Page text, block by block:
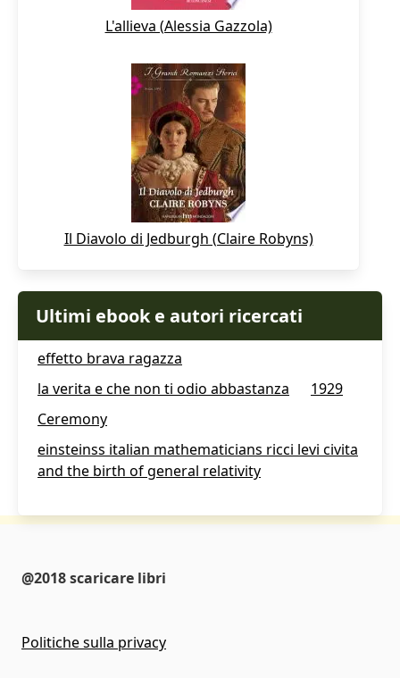
L'allieva (Alessia Gazzola)
Il Diavolo di Jedburgh (Claire Robyns)
Ultimi ebook e autori ricercati
effetto brava ragazza
la verita e che non ti odio abbastanza
1929
Ceremony
einsteinss italian mathematicians ricci levi civita
and the birth of general relativity
@2018 scaricare libri
Politiche sulla privacy